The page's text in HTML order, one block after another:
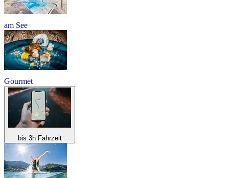
am See
Gourmet
bis 3h Fahrzeit